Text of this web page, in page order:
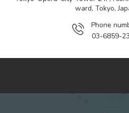
ward, Tokyo,
Phone
03-6859-